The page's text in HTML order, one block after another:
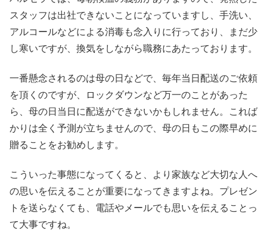
スタッフは出社できないことになっていますし、手洗い、
アルコールなどによる消毒も念入りに行っており、まだ少
し寒いですが、換気をしながら職務にあたっております。
一番懸念されるのは母の日などで、毎年当日配送のご依頼
を頂くのですが、ロックダウンなど万一のことがあった
ら、母の日当日に配送ができないかもしれません。これば
かりは全く予測が立ちませんので、母の日もこの際早めに
贈ることをお勧めします。
こういった事態になってくると、より家族など大切な人へ
の思いを伝えることが重要になってきますよね。プレゼン
トを送らなくても、電話やメールでも思いを伝えることっ
て大事ですね。